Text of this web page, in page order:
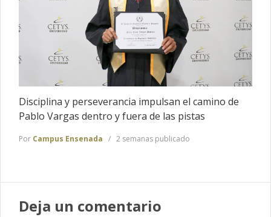
Disciplina y perseverancia impulsan el camino de
Pablo Vargas dentro y fuera de las pistas
Por Campus Ensenada 2 semanas publicado
Deja un comentario